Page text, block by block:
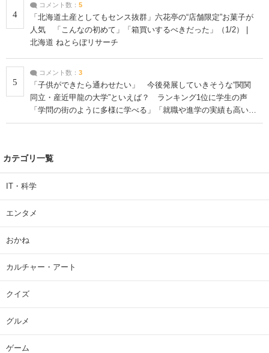
4
コメント数： 5
「北海道土産としてもセンス抜群」六花亭の“店舗限定”お菓子が
人気 「こんなの初めて」「箱買いするべきだった」（1/2） |
北海道 ねとらぼリサーチ
5
コメント数： 3
「子供ができたら通わせたい」 今後発展していきそうな“関関
同立・産近甲龍の大学”といえば？ ランキング1位に学生の声
「学問の街のように多様に学べる」「就職や進学の実績も高い」
| 大学 ねとらぼリサーチ
カテゴリ一覧
IT・科学
エンタメ
おかね
カルチャー・アート
クイズ
グルメ
ゲーム